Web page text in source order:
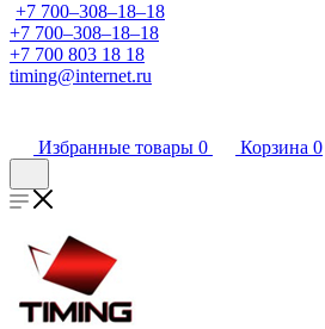
+7 700‒308‒18‒18
+7 700‒308‒18‒18
+7 700 803 18 18
timing@internet.ru
Избранные товары 0 Корзина 0